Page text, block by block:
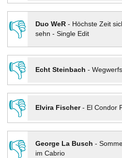
👎
Duo WeR- Höchste Zeit
sehn - Single Edit
👎
Echt Steinbach -
👎
Elvira Fischer- El Condor
👎
George La Busch -
im Cabrio